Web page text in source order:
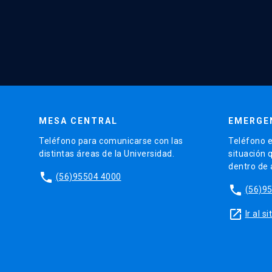
MESA CENTRAL
Teléfono para comunicarse con las
distintas áreas de la Universidad.
phone (56)95504 4000
Teléfono
situación
dentro de
phone
launch Ir al